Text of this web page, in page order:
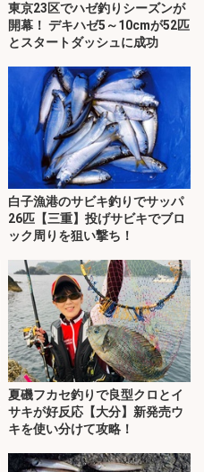
東京23区でハゼ釣りシーズンが
開幕！ デキハゼ5～10cmが52匹
とスタートダッシュに成功
白子漁港のサビキ釣りでサッパ
26匹【三重】投げサビキでブロ
ック周りを狙い撃ち！
夏磯フカセ釣りで良型クロとイ
サキが好反応【大分】新発売ウ
キを使い分けて攻略！